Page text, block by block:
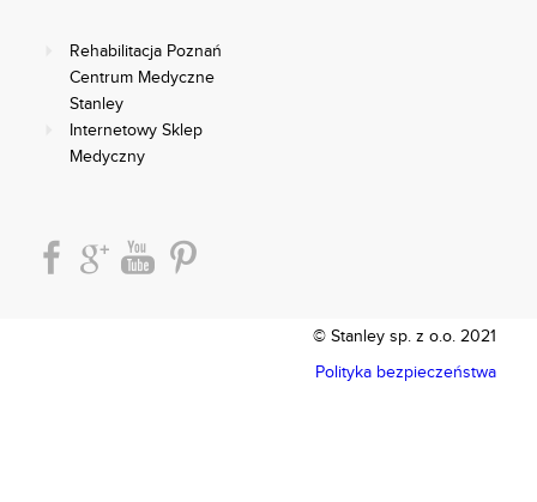
Rehabilitacja Poznań
Centrum Medyczne
Stanley
Internetowy Sklep
Medyczny
© Stanley sp. z o.o. 2021
Polityka bezpieczeństwa